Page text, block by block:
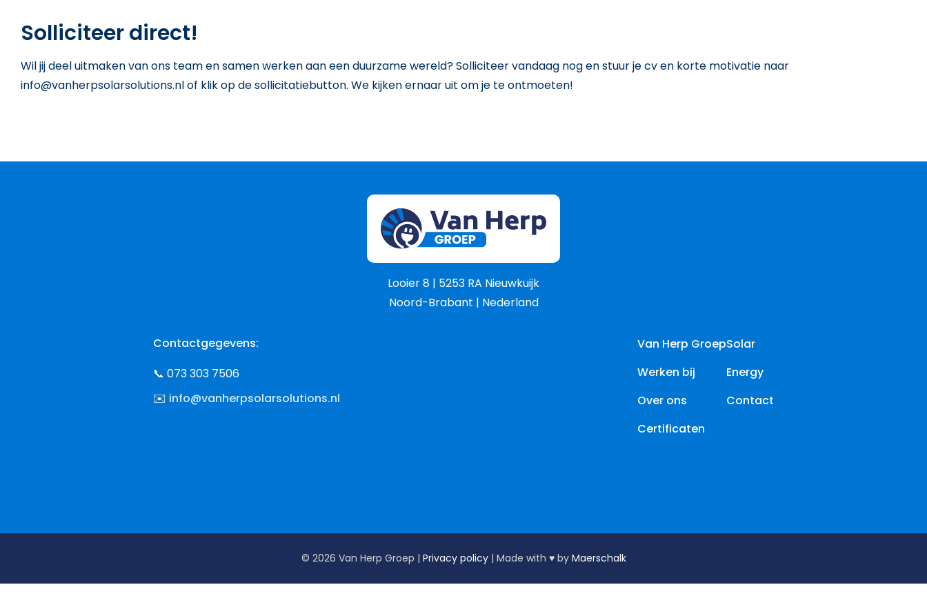
Solliciteer direct!
Wil jij deel uitmaken van ons team en samen werken aan een duurzame wereld? Solliciteer vandaag nog en stuur je cv en korte motivatie naar
info@vanherpsolarsolutions.nl of klik op de sollicitatiebutton. We kijken ernaar uit om je te ontmoeten!
Looier 8 | 5253 RA Nieuwkuijk
Noord-Brabant | Nederland
Contactgegevens:
📞 073 303 7506
✉️ info@vanherpsolarsolutions.nl
Van Herp Groep
Werken bij
Over ons
Certificaten
Solar
Energy
Contact
© 2026 Van Herp Groep | Privacy policy| Made with ♥︎ by Maerschalk